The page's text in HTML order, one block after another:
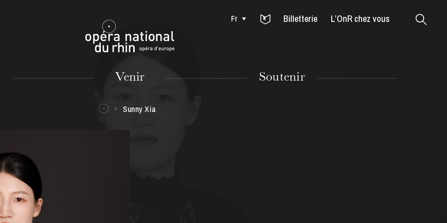
Mulhouse
Fr Billetterie L’OnR chez vous
Venir Soutenir
Sunny Xia